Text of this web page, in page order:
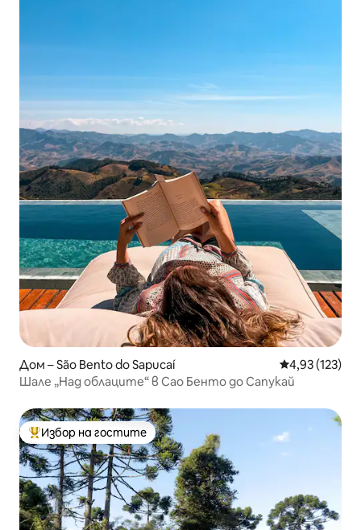
Дом – São Bento do Sapucaí Средна
4,93 (123)
Шале „Над облаците“ в Сао Бенто до Сапукай
Най-популярен избор на гостите
Избор на гостите